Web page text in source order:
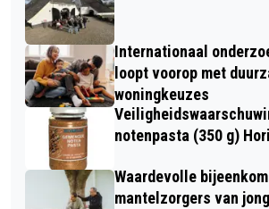
Internationaal
loopt voorop met
woningkeuzes
notenpasta (350 g)
Waardevolle
mantelzorgers van